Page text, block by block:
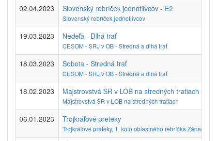
02.04.2023 Slovenský rebríček jednotlivcov - E2
Slovenský rebríček jednotlivcov
19.03.2023 Nedeľa - Dlhá trať
CESOM - SRJ v OB - Stredná a dlhá trať
18.03.2023 Sobota - Stredná trať
CESOM - SRJ v OB - Stredná a dlhá trať
18.02.2023 Majstrovstvá SR v LOB na stredných tratiach - E1
Majstrovstvá SR v LOB na stredných tratiach
06.01.2023 Trojkráľové preteky
Trojkráľové preteky, 1. kolo oblastného rebríčka Západ